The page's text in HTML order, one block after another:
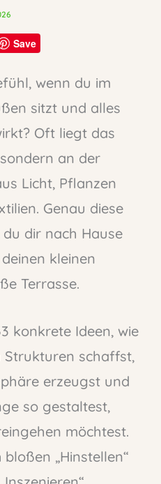
Save
wenn du im
sitzt und alles
Oft liegt das
an der
Licht, Pflanzen
Genau diese
dir nach Hause
kleinen
Terrasse.
konkrete Ideen, wie
schaffst,
erzeugst und
so gestaltest,
möchtest.
„Hinstellen“